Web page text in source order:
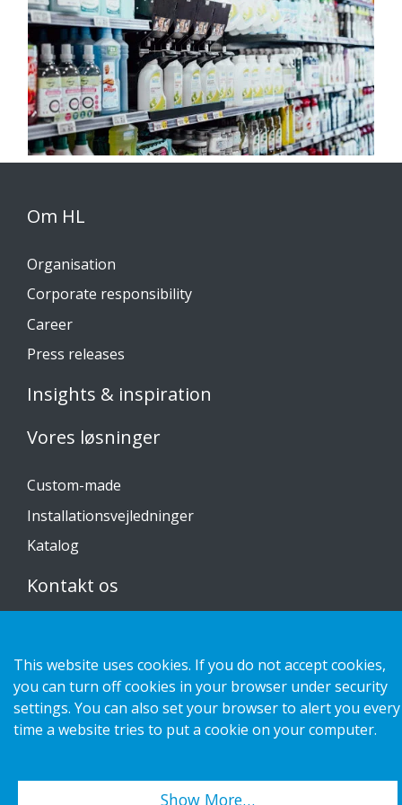
Om HL
Organisation
Corporate responsibility
Career
Press releases
Insights & inspiration
Vores løsninger
Custom-made
Installationsvejledninger
Katalog
Kontakt os
Cookies
This website uses cookies. If you do not accept cookies,
you can turn off cookies in your browser under security
settings. You can also set your browser to alert you every
time a website tries to put a cookie on your computer.
Show More…